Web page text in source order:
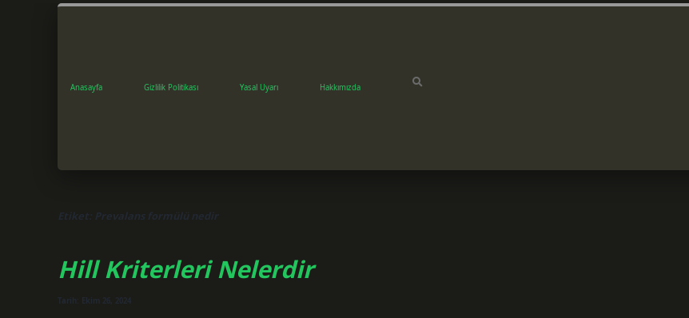
Anasayfa Gizlilik Politikası Yasal Uyarı Hakkımızda
Etiket: Prevalans formülü nedir
Hill Kriterleri Nelerdir
Tarih: Ekim 26, 2024